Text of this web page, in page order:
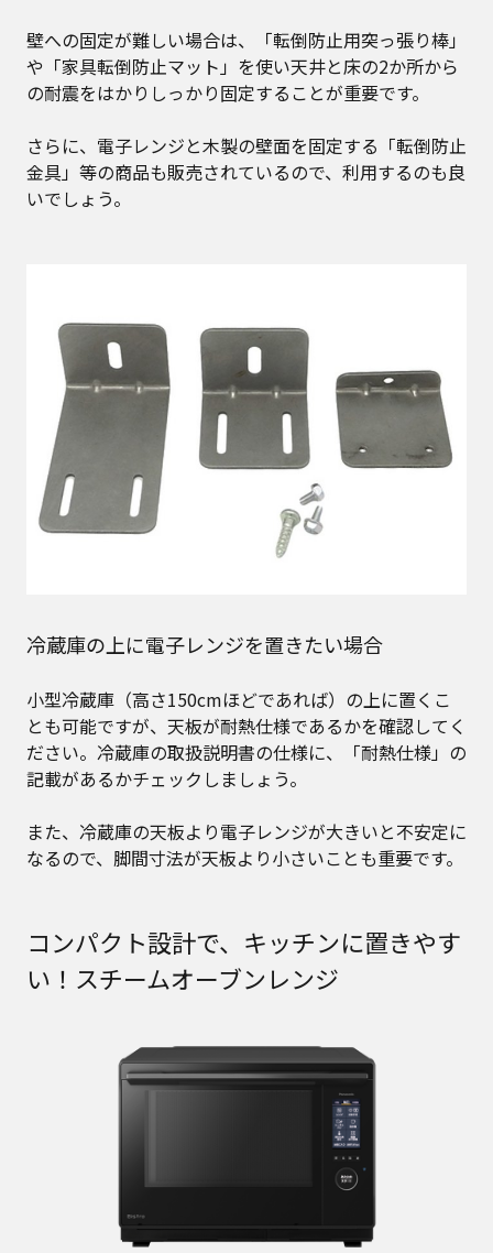
壁への固定が難しい場合は、「転倒防止用突っ張り棒」
や「家具転倒防止マット」を使い天井と床の2か所から
の耐震をはかりしっかり固定することが重要です。
さらに、電子レンジと木製の壁面を固定する「転倒防止
金具」等の商品も販売されているので、利用するのも良
いでしょう。
冷蔵庫の上に電子レンジを置きたい場合
小型冷蔵庫（高さ150cmほどであれば）の上に置くこ
とも可能ですが、天板が耐熱仕様であるかを確認してく
ださい。冷蔵庫の取扱説明書の仕様に、「耐熱仕様」の
記載があるかチェックしましょう。
また、冷蔵庫の天板より電子レンジが大きいと不安定に
なるので、脚間寸法が天板より小さいことも重要です。
コンパクト設計で、キッチンに置きやす
い！スチームオーブンレンジ